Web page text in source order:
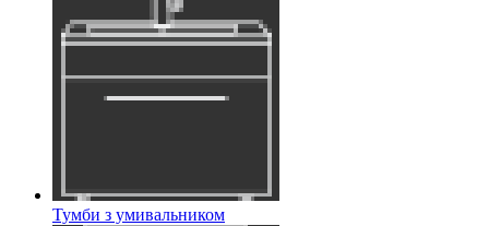
Тумби з умивальником